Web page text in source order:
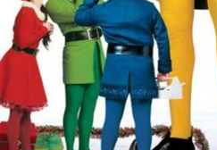
Vendre